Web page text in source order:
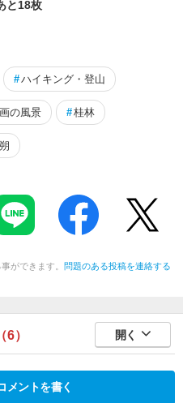
と18枚
#ハイキング・登山
の風景 #桂林
ができます。 問題のある投稿を連絡する
（6） 開く
メントを書く